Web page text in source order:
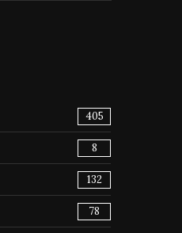
405
8
132
78